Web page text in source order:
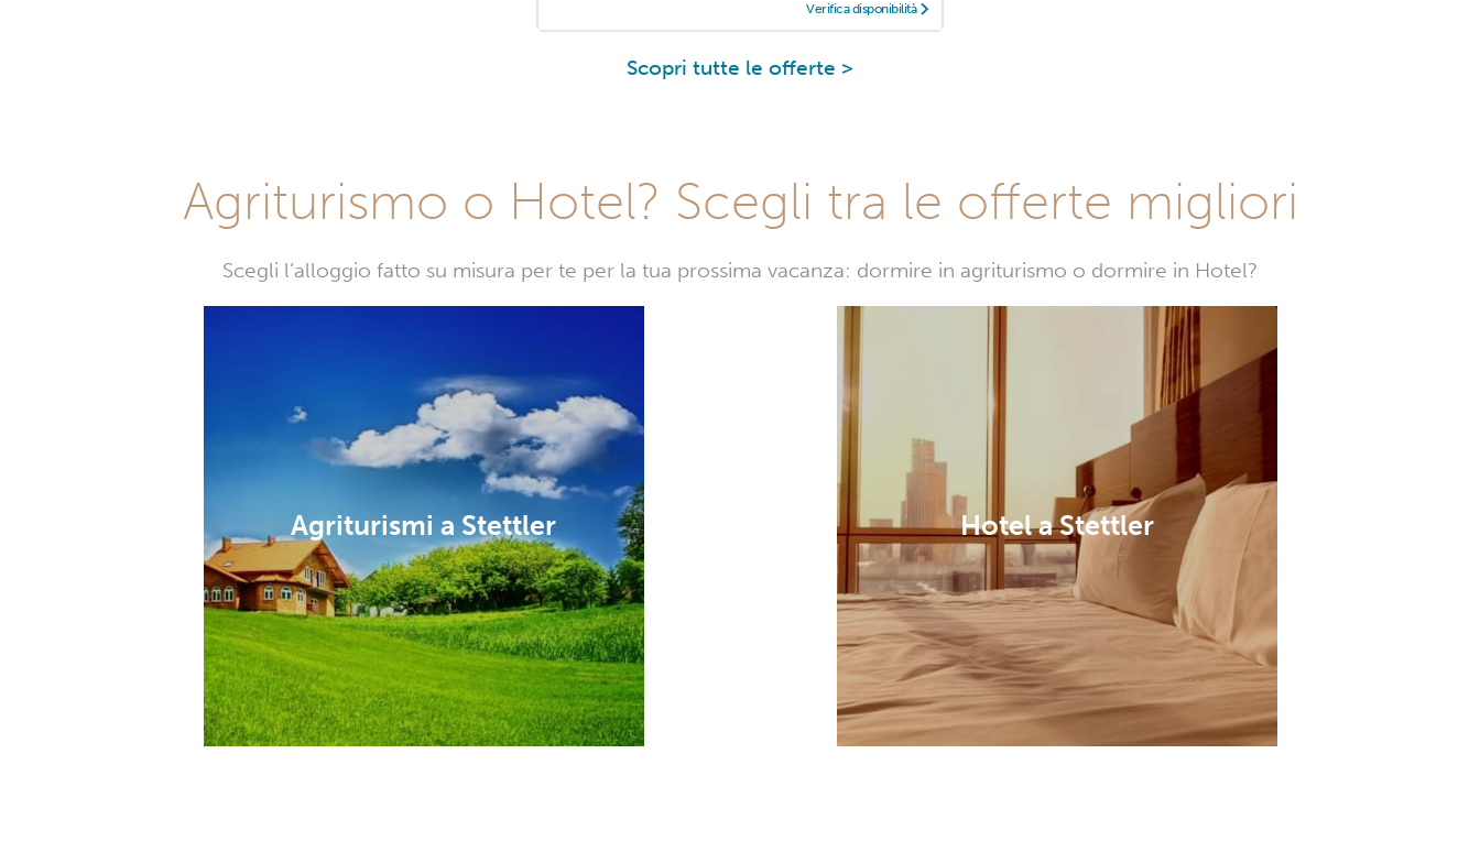
Verifica disponibilità
Scopri tutte le offerte >
Agriturismo o Hotel? Scegli tra le offerte migliori
Scegli l’alloggio fatto su misura per te per la tua prossima vacanza: dormire in agriturismo o dormire in Hotel?
Agriturismi a Stettler Hotel a Stettler